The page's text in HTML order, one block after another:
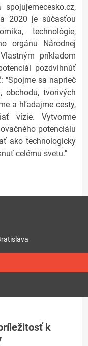
2020 je súčasťou
technológie,
orgánu Národnej
príkladom
pozdvihnúť
"Spojme sa naprieč
obchodu, tvorivých
a hľadajme cesty,
vízie. Vytvorme
potenciálu
ako technologicky
celému svetu."
k